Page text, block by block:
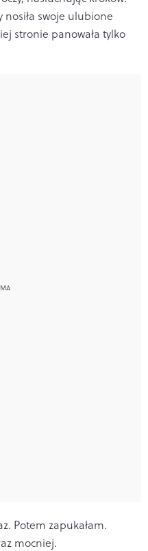
nosiła swoje ulubione
stronie panowała tylko
Potem zapukałam.
mocniej.